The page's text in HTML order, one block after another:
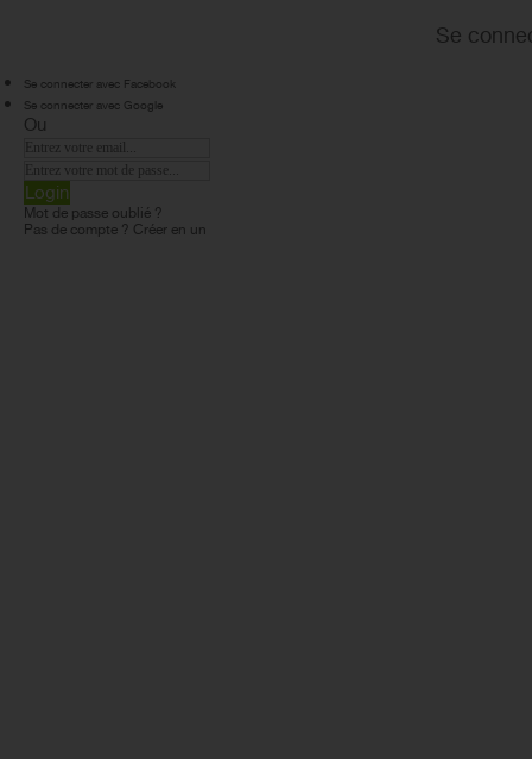
Se
Se connecter avec Facebook
Se connecter avec Google
Ou
Login
Mot de passe oublié ?
Pas de compte ? Créer en un